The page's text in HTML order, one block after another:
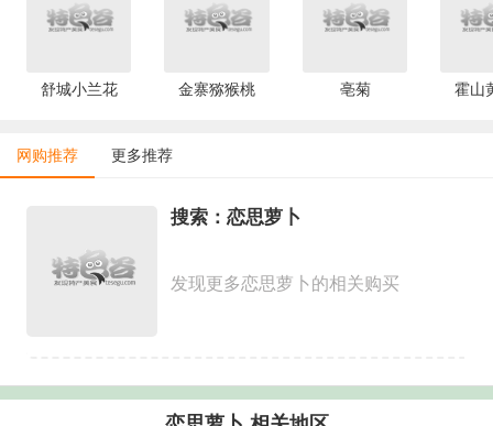
舒城小兰花 金寨猕猴桃 亳菊 霍山
网购推荐 更多推荐
搜索：恋思萝卜
发现更多恋思萝卜的相关购买